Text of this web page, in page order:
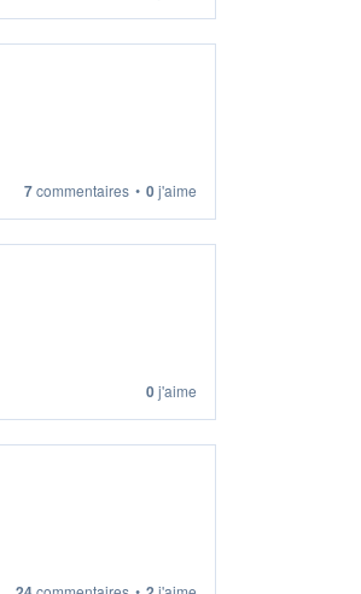
7commentaires • 0j'aime
0j'aime